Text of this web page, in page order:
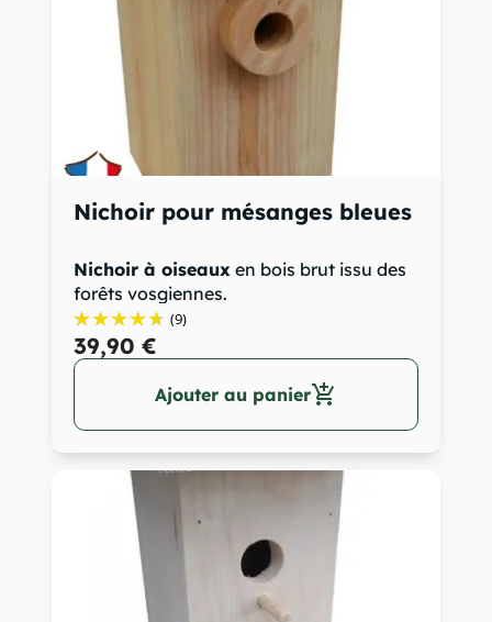
Nichoir pour mésanges bleues
Nichoir à oiseaux en bois brut issu des
forêts vosgiennes.
...
(9)
39,90 €
Ajouter au panieradd_shopping_cart